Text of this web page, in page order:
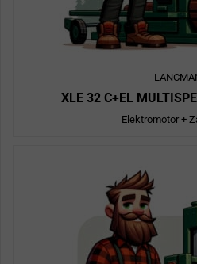
XLE 32 C+EL
Elektromotor +